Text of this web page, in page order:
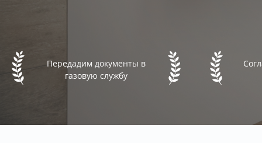
Передадим документы в
газовую службу